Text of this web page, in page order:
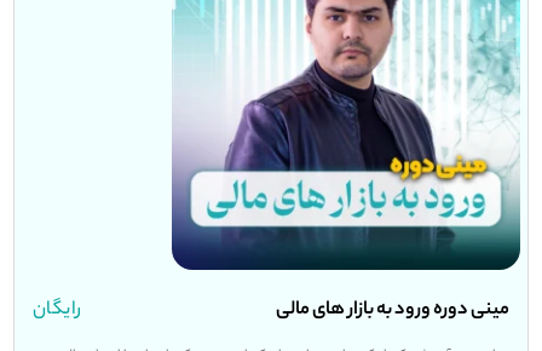
مینی دوره ورود به بازار های مالی رایگان